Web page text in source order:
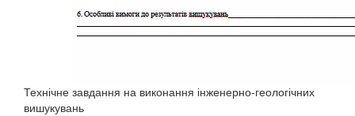
Технічне завдання на виконання інженерно-геологічних
вишукувань